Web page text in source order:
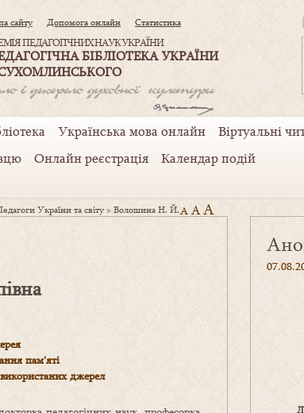
сайту Допомога онлайн Статистика
ПЕДАГОГІЧНИХ НАУК УКРАЇНИ
БІБЛІОТЕКА УКРАЇНИ
Українська мова онлайн Віртуальні
Онлайн реєстрація Календар подій
України та світу >Волошина Н. Й.A AA
пам’яті
джерел